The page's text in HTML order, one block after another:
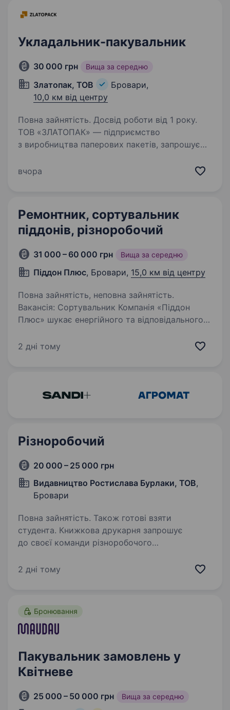
Укладальник-пакувальник
30 000 грн Вища за середню
Златопак, ТОВ
Бровари,
10,0 км від центру
Повна зайнятість. Досвід роботи від 1 року.
ТОВ «ЗЛАТОПАК» — підприємство
з виробництва паперових пакетів, запрошує
пакувальника. Умови роботи: місце
вчора
Ремонтник, сортувальник
піддонів, різноробочий
31 000 – 60 000 грн Вища за середню
Піддон Плюс, Бровари, 15,0 км від центру
Повна зайнятість, неповна зайнятість.
Вакансія: Сортувальник Компанія «Піддон
Плюс» шукає енергійного та відповідального
та Сортувальника піддонів. Якщо
2 дні тому
Різноробочий
20 000 – 25 000 грн
Видавництво Ростислава Бурлаки, ТОВ,
Бровари
Повна зайнятість. Також готові взяти
студента. Книжкова друкарня запрошує
до своєї команди різноробочого
виробництвоОбов’язки: завантаження
2 дні тому
Бронювання
Пакувальник замовлень у
Квітневе
25 000 – 50 000 грн Вища за середню